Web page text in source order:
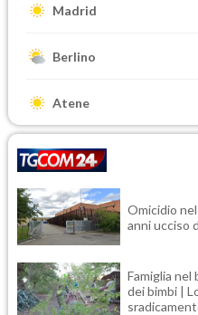
Madrid
Berlino
Atene
Omicidio
anni ucciso
Famiglia
dei bimbi |